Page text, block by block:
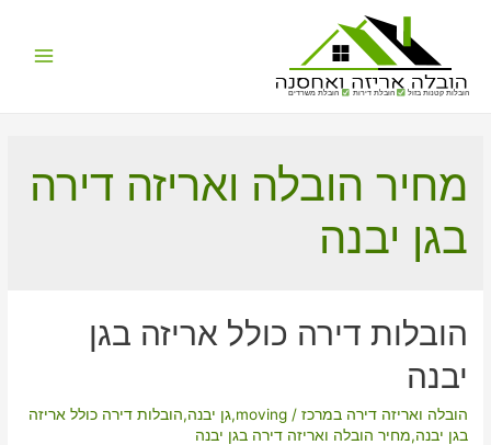
הובלות קטנות בזול הובלת דירות הובלת משרדים
מחיר הובלה ואריזה דירה
בגן יבנה
הובלות דירה כולל אריזה בגן
יבנה
הובלה ואריזה דירה במרכז /
moving
,גן יבנה,הובלות דירה כולל אריזה
בגן יבנה,מחיר הובלה ואריזה דירה בגן יבנה